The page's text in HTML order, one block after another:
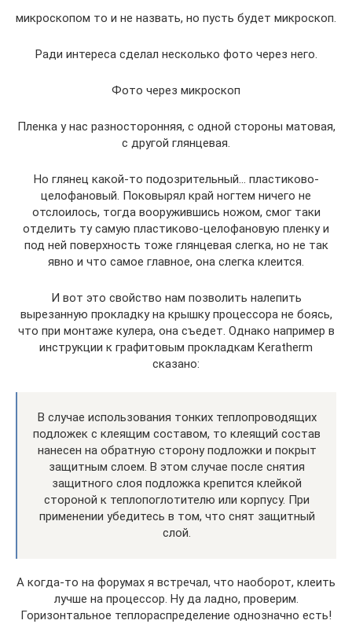
микроскопом то и не назвать, но пусть будет микроскоп.
Ради интереса сделал несколько фото через него.
Фото через микроскоп
Пленка у нас разносторонняя, с одной стороны матовая,
с другой глянцевая.
Но глянец какой-то подозрительный… пластиково-
целофановый. Поковырял край ногтем ничего не
отслоилось, тогда вооружившись ножом, смог таки
отделить ту самую пластиково-целофановую пленку и
под ней поверхность тоже глянцевая слегка, но не так
явно и что самое главное, она слегка клеится.
И вот это свойство нам позволить налепить
вырезанную прокладку на крышку процессора не боясь,
что при монтаже кулера, она съедет. Однако например в
инструкции к графитовым прокладкам Keratherm
сказано:
В случае использования тонких теплопроводящих
подложек с клеящим составом, то клеящий состав
нанесен на обратную сторону подложки и покрыт
защитным слоем. В этом случае после снятия
защитного слоя подложка крепится клейкой
стороной к теплопоглотителю или корпусу. При
применении убедитесь в том, что снят защитный
слой.
А когда-то на форумах я встречал, что наоборот, клеить
лучше на процессор. Ну да ладно, проверим.
Горизонтальное теплораспределение однозначно есть!